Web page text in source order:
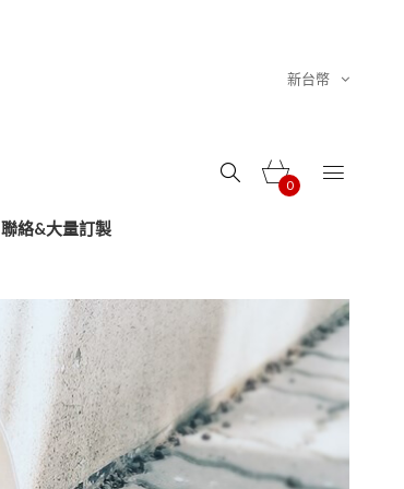
新台幣
0
聯絡&大量訂製